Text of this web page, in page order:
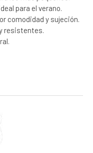
para el verano.
comodidad y sujeción.
resistentes.